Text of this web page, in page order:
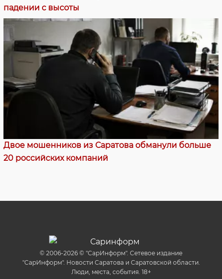
падении с высоты
Двое мошенников из Саратова обманули больше
20 российских компаний
© 2006-2026 © "СарИнформ". Сетевое издание
"СарИнформ". Новости Саратова и Саратовской области.
Люди, места, события. 18+